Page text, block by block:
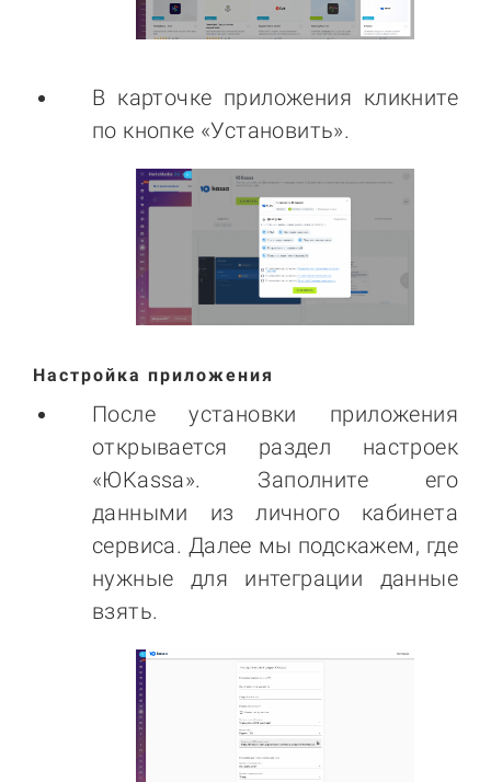
В карточке приложения кликните
по кнопке «Установить».
Настройка приложения
После установки приложения
открывается раздел настроек
«ЮKassa». Заполните его
данными из личного кабинета
сервиса. Далее мы подскажем, где
нужные для интеграции данные
взять.